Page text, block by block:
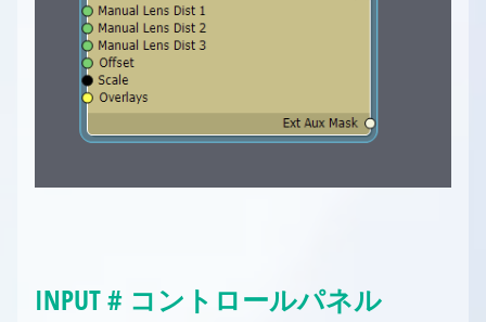
Xbox ゲームコントローラーを使用したシー
ンの制御
X-Keysを使用したシーンの制御
AR マスク
高度な情報と機能
レンダリングからコントロールマシンへの動
画送信
Aximmetry によるマルチユーザー編集
フォーマット文字列
Aximmetryコンテンツ保護
フローエディター
フローエディターの概要
フローエディター
ピン
特殊コンパウンド：ピンコレクター
オートメーション
プレイリスト
シーケンス
Aximmetryの内部構造の概要
イン・トゥ・アウト遅延
レンダリング設定
チャートリアル
チュートリアルの概要
FAQ
機能
スタジオオペレーター向け
Aximmetryにおけるレイテンシーと遅延（旧バ
コンテンツクリエイター向けの概要
画像シーケンスを動画として使用
INPUT # コントロールパネル